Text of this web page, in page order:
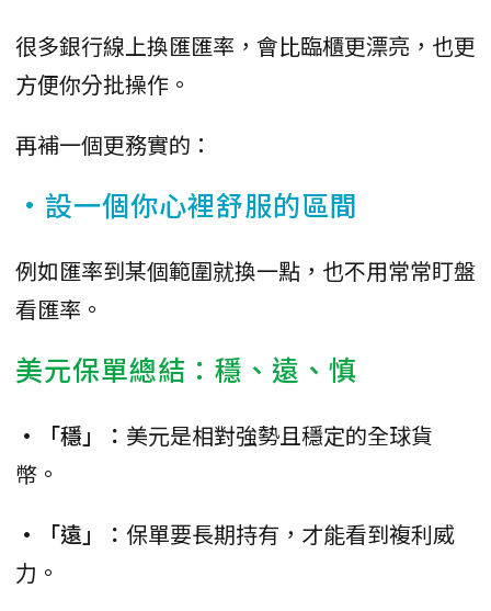
很多銀行線上換匯匯率，會比臨櫃更漂亮，也更
方便你分批操作。
再補一個更務實的：
•設一個你心裡舒服的區間
例如匯率到某個範圍就換一點，也不用常常盯盤
看匯率。
美元保單總結：穩、遠、慎
•「穩」： 美元是相對強勢且穩定的全球貨
幣。
•「遠」： 保單要長期持有，才能看到複利威
力。